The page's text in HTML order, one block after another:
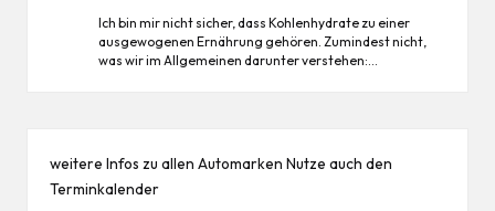
Ich bin mir nicht sicher, dass Kohlenhydrate zu einer
ausgewogenen Ernährung gehören. Zumindest nicht,
was wir im Allgemeinen darunter verstehen:…
weitere Infos zu allen Automarken Nutze auch den
Terminkalender